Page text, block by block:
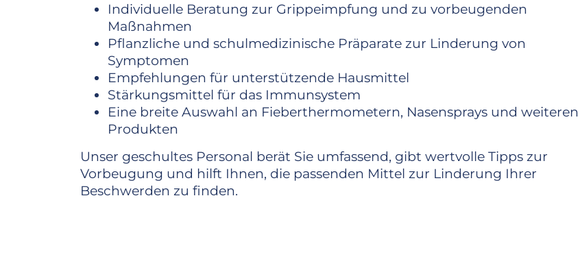
Individuelle Beratung zur Grippeimpfung und zu vorbeugenden
Maßnahmen
Pflanzliche und schulmedizinische Präparate zur Linderung von
Symptomen
Empfehlungen für unterstützende Hausmittel
Stärkungsmittel für das Immunsystem
Eine breite Auswahl an Fieberthermometern, Nasensprays und weiteren
Produkten
Unser geschultes Personal berät Sie umfassend, gibt wertvolle Tipps zur
Vorbeugung und hilft Ihnen, die passenden Mittel zur Linderung Ihrer
Beschwerden zu finden.